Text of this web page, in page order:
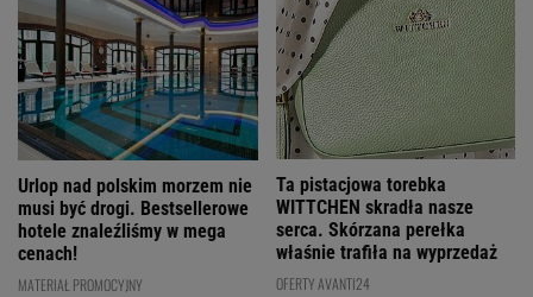
Urlop nad polskim morzem nie
musi być drogi. Bestsellerowe
hotele znaleźliśmy w mega
cenach!
MATERIAŁ PROMOCYJNY
Ta pistacjowa torebka
WITTCHEN skradła nasze
serca. Skórzana perełka
właśnie trafiła na wyprzedaż
OFERTY AVANTI24